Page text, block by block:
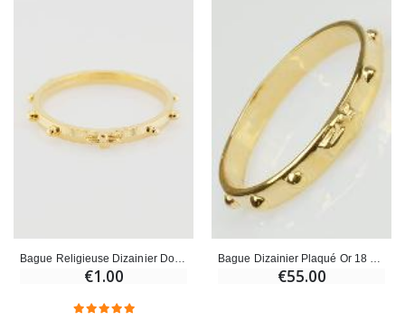
Bague Religieuse Dizainier Dorée - Taille 64
€1.00 €55.00